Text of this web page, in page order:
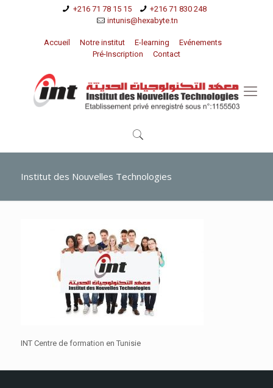
+216 71 78 15 15
+216 71 830 248
intunis@hexabyte.tn
Accueil Notre institut E-learning
Evénements
Pré-Inscription
Contact
Institut des Nouvelles Technologies
INT Centre de formation en Tunisie